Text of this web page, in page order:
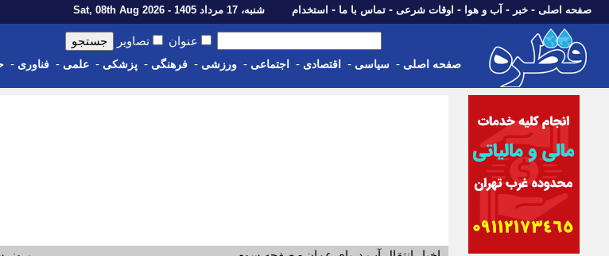
صفحه اصلی - خبر - آب و هوا - اوقات شرعی - تماس با ما - استخدام شنبه، 17 مرداد 1405 - Sat, 08th Aug 2026
عنوان تصاویر
صفحه اصلی - سیاسی - اقتصادی - اجتماعی - ورزشی - فرهنگی - پزشکی - علمی - فناوری -